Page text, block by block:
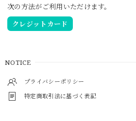
次の方法がご利用いただけます。
クレジットカード
NOTICE
プライバシーポリシー
特定商取引法に基づく表記